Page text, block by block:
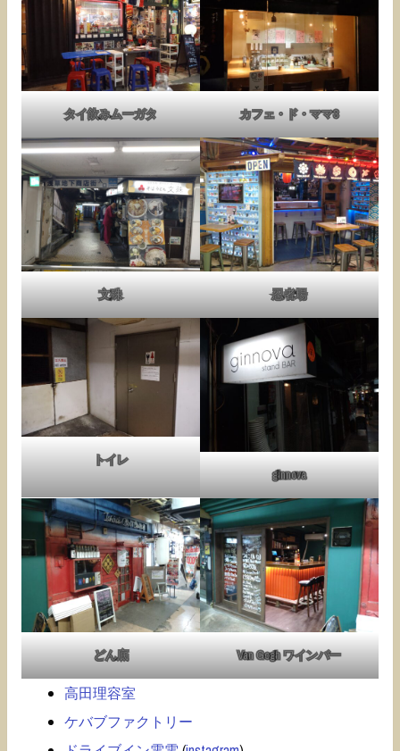
タイ飲みムーガタ カフェ・ド・ママ3
文殊 忍者場
トイレ
ginnova
どん底 Van Gogh ワインバー
高田理容室
ケバブファクトリー